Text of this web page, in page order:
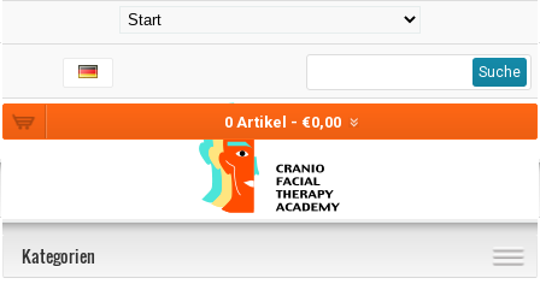
0 Artikel - €0,00
Suche
Kategorien